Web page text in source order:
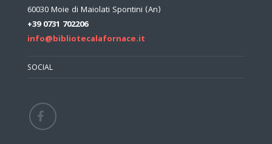
60030 Moie di Maiolati Spontini (An)
+39 0731 702206
info@bibliotecalafornace.it
SOCIAL